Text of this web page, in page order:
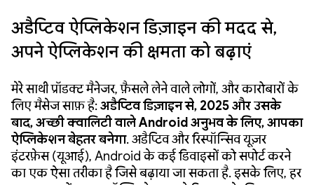
अडैप्टिव ऐप्लिकेशन डिज़ाइन की मदद से,
अपने ऐप्लिकेशन की क्षमता को बढ़ाएं
मेरे साथी प्रॉडक्ट मैनेजर, फ़ैसले लेने वाले लोगों, और कारोबारों के
लिए मैसेज साफ़ है:अडैप्टिव डिज़ाइन से, 2025 और उसके
बाद, अच्छी क्वालिटी वाले Android अनुभव के लिए, आपका
ऐप्लिकेशन बेहतर बनेगा. अडैप्टिव और रिस्पॉन्सिव यूज़र
इंटरफ़ेस (यूआई), Android के कई डिवाइसों को सपोर्ट करने
का एक ऐसा तरीका है जिसे बढ़ाया जा सकता है. इसके लिए, हर